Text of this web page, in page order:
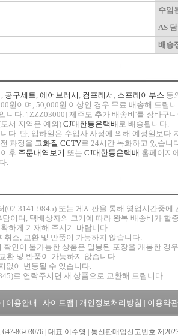
수입
AS
배송
, 공구세트, 에어브러시 , 컴프레서 , 스프레이부스 등
원이며, 50,000원 이상인 경우 무료 배송해 드립
다. '[ZZZ03000] 제주도 추가 배송비'를 장바구
서 지역은 예외) CJ대한통운택배 로 배송됩니다.
다. 단, 입하일은 수입사 사정에 의해 예정일보다
과정을 고화질 CCTV로 24시간 녹화하고 있습니
후 주문내역보기 또는 CJ대한통운택배 홈페이지
.
(02-3141-9845) 또는 게시판을 통해 영업시간중
이며, 택배상자의 크기에 따라 왕복 배송비가 할
하게 기재해 주시기 바랍니다.
소, 교환 및 반품이 가능하지 않습니다.
인이 불가능한 상품은 밀봉된 포장을 개봉한
환 및 반품이 가능하지 않습니다.
없이 변동될 수 있습니다.
로 연락주시면 새 상품으로 교환해 드립니다.
| 이용안내 | 사이트맵 | 개인정보처리방침 | 이용약관
647-86-03076 | 대표 이수영 | 통신판매업신고번호 제